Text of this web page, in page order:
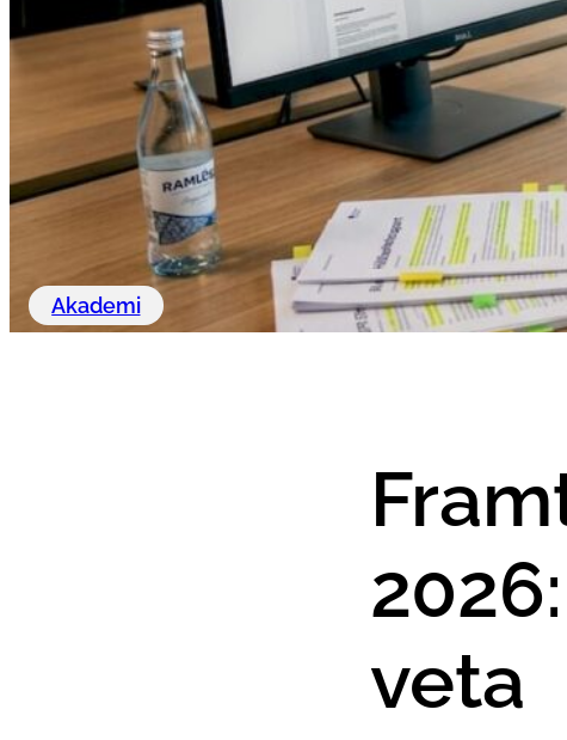
Akademi
veta